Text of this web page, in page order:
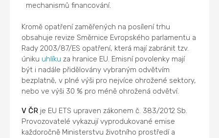
mechanismů financování.
Kromě opatření zaměřených na posílení trhu
obsahuje revize Směrnice Evropského parlamentu a
Rady 2003/87/ES opatření, která mají zabránit tzv.
úniku uhlíku za hranice EU. Emisní povolenky mají
být i nadále přidělovány vybraným odvětvím
bezplatně, v plné výši pro nejvíce ohrožené sektory,
nebo ve výši 30 % pro méně ohrožená odvětví.
V ČR je EU ETS upraven zákonem č. 383/2012 Sb.
Provozovatelé vykazují vyprodukované emise
každoročně Ministerstvu životního prostředí a